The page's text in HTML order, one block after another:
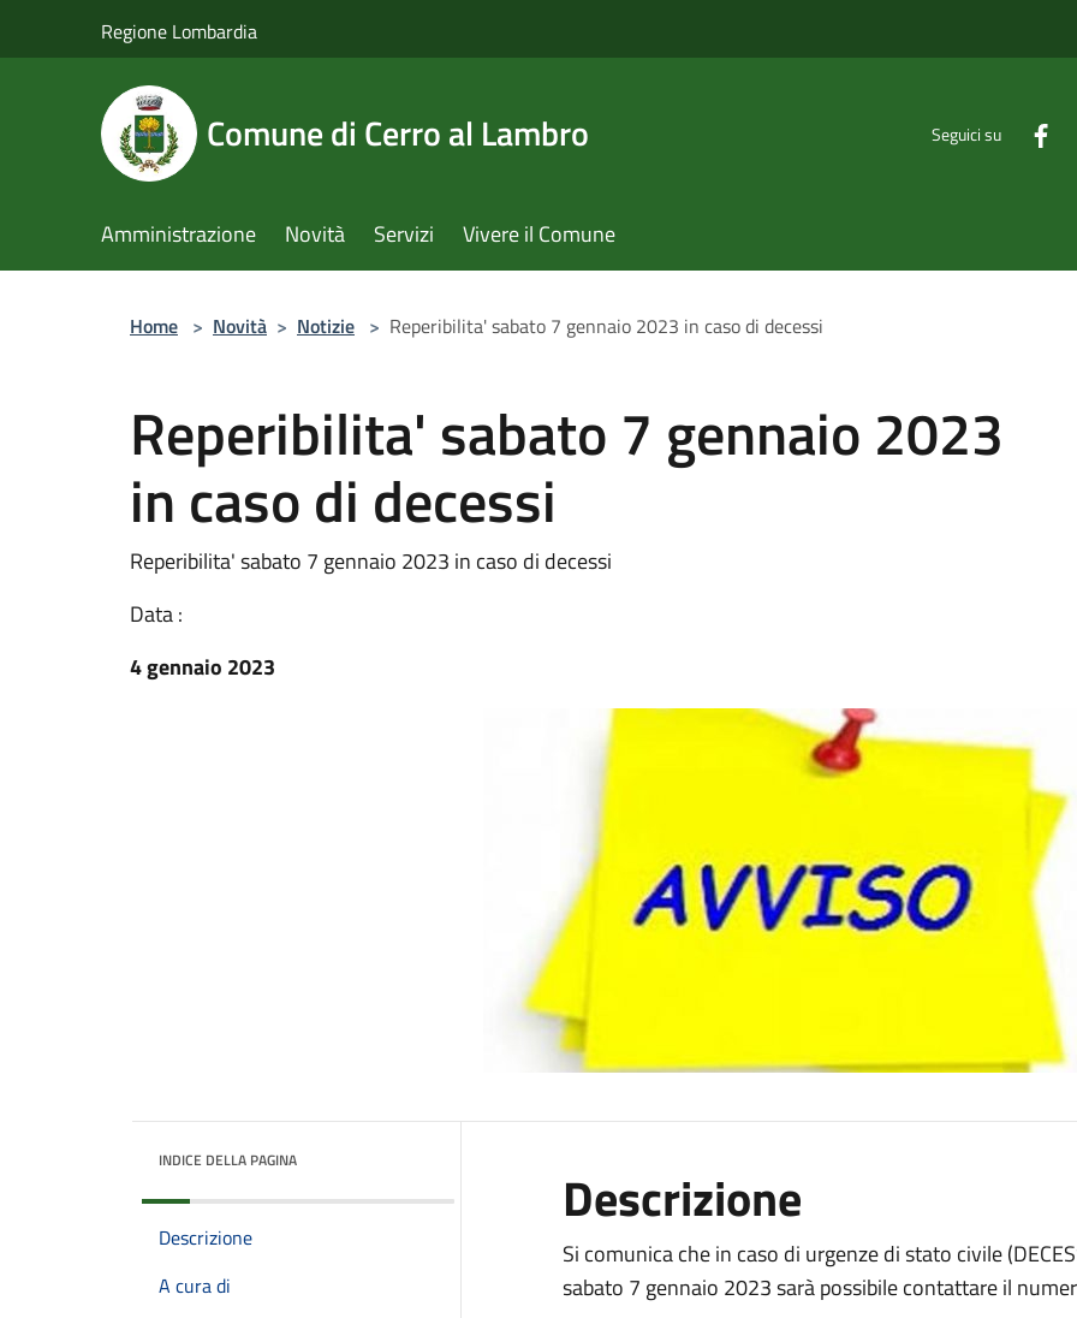
Regione Lombardia
Comune di Cerro al Lambro Seguici su
Amministrazione Novità Servizi Vivere il Comune
Home > Novità > Notizie > Reperibilita' sabato 7 gennaio 2023 in caso di decessi
Reperibilita' sabato 7 gennaio 2023
in caso di decessi
Reperibilita' sabato 7 gennaio 2023 in caso di decessi
Data :
4 gennaio 2023
INDICE DELLA PAGINA
Descrizione
A cura di
Descrizione
Si comunica che in caso di urgenze di stato civile
sabato 7 gennaio 2023 sarà possibile contattare il